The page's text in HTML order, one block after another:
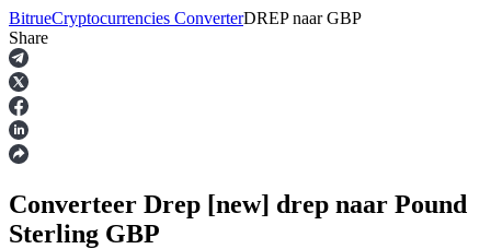
Termijncontracten
BitrueCryptocurrencies ConverterDREP naar GBP
Share
Converteer Drep [new] drep naar Pound
Sterling GBP